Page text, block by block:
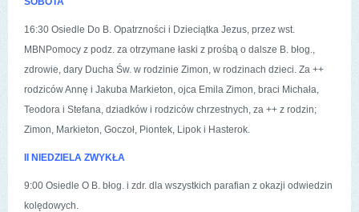
16:30 Osiedle Do B. Opatrzności i Dzieciątka Jezus, przez wst.
MBNPomocy z podz. za otrzymane łaski z prośbą o dalsze B. błog.,
zdrowie, dary Ducha Św. w rodzinie Zimon, w rodzinach dzieci. Za ++
rodziców Annę i Jakuba Markieton, ojca Emila Zimon, braci Michała,
Teodora i Stefana, dziadków i rodziców chrzestnych, za ++ z rodzin;
Zimon, Markieton, Goczoł, Piontek, Lipok i Hasterok.
II NIEDZIELA ZWYKŁA
9:00 Osiedle O B. błog. i zdr. dla wszystkich parafian z okazji odwiedzin
kolędowych.